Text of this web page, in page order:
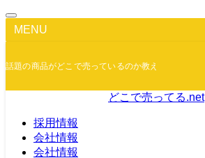
MENU
話題の商品がどこで売っているのか教えます！
どこで売ってる.net
採用情報
会社情報
会社情報